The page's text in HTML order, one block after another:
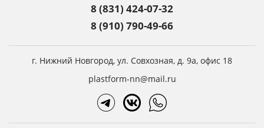
8 (831) 424-07-32
8 (910) 790-49-66
г. Нижний Новгород, ул. Совхозная, д. 9а, офис 18
plastform-nn@mail.ru